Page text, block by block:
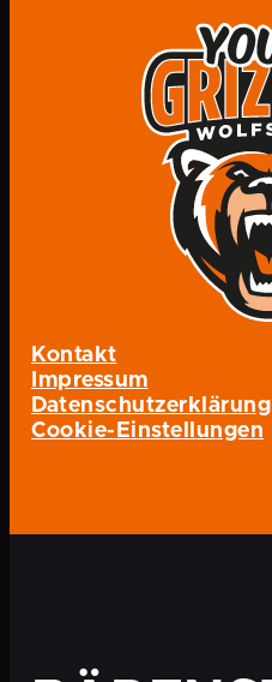
Kontakt
Impressum
Datenschutzerklärung
Cookie-Einstellungen